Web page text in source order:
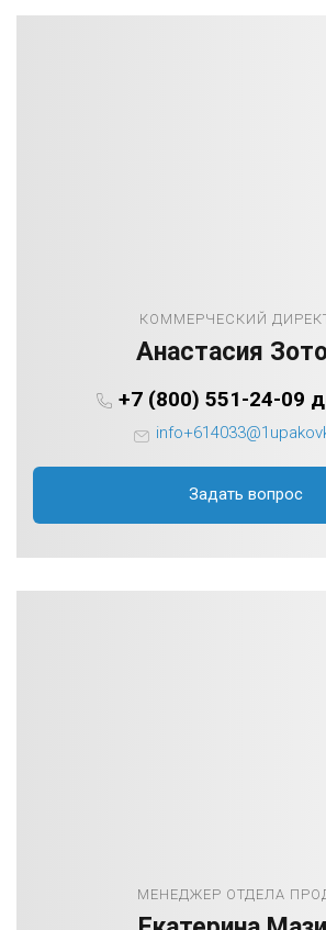
КОММЕРЧЕСКИЙ
Анастасия
+7 (800) 551-24-09
Задать вопрос
МЕНЕДЖЕР ОТДЕЛА